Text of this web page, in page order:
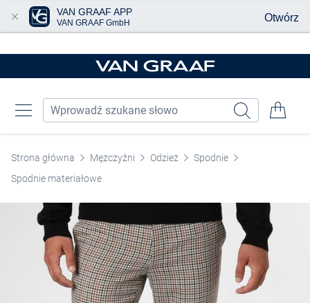
Strona główna Mężczyźni Odzież
Spodnie
Spodnie materiałowe
VAN GRAAF APP
VAN GRAAF GmbH Otwórz